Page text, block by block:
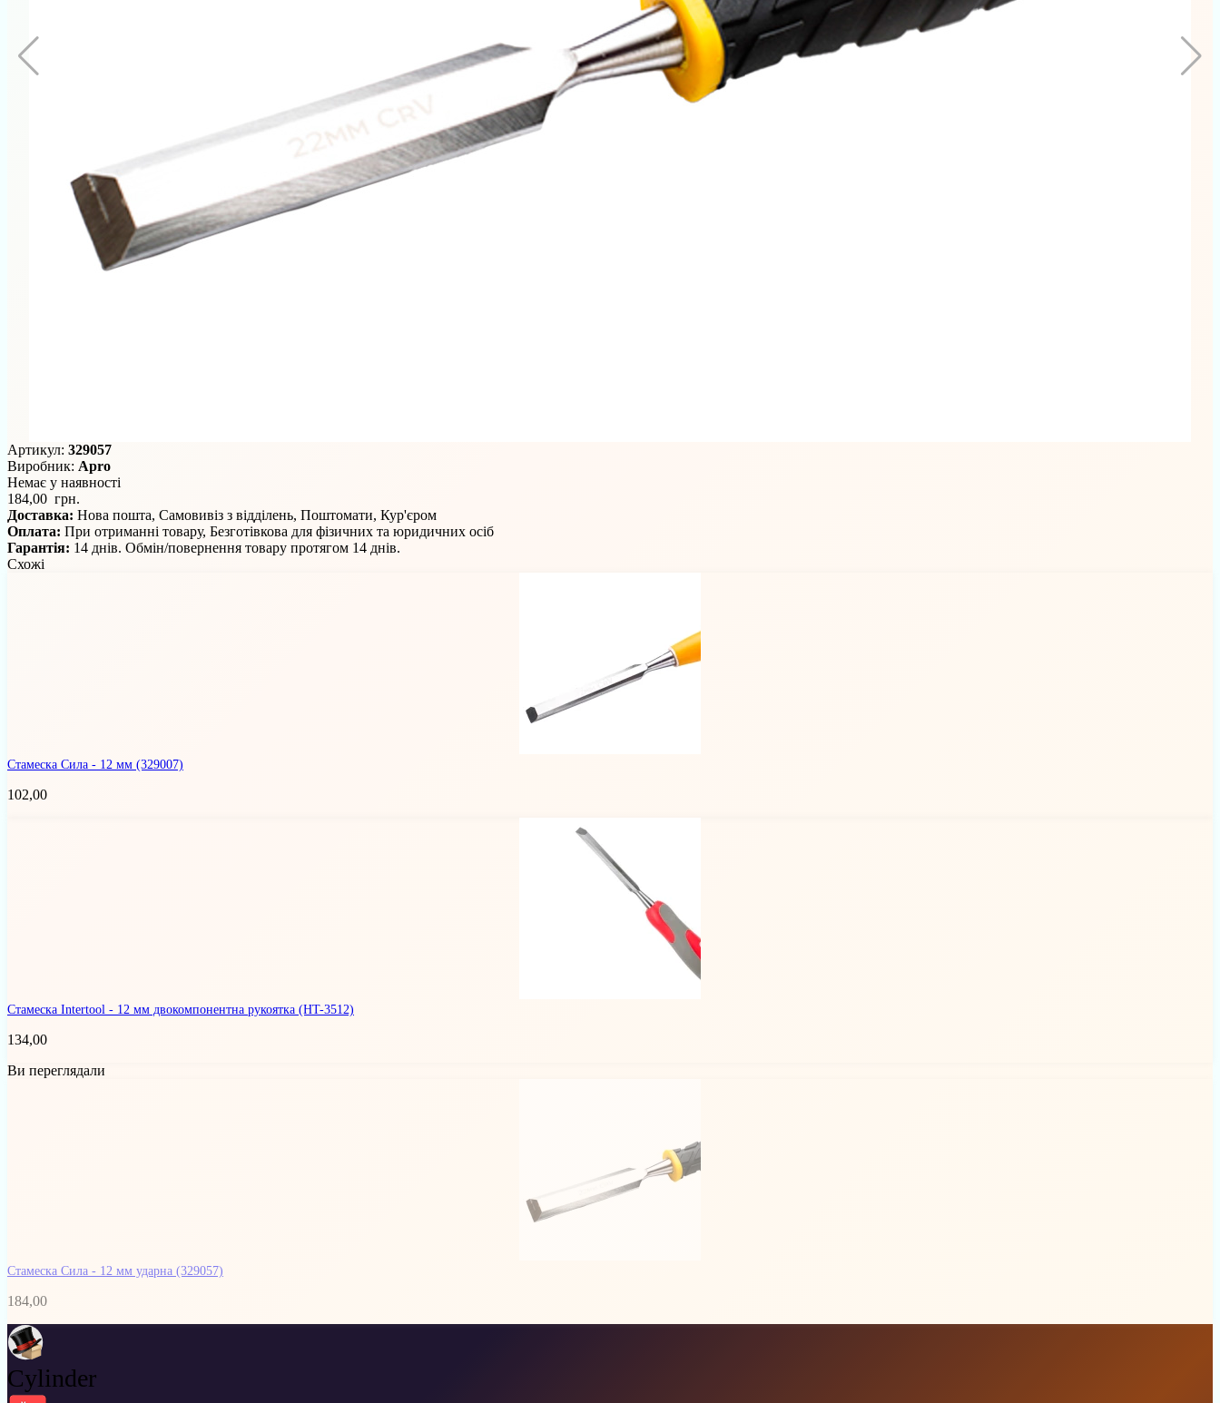
Артикул: 329057
Виробник: Apro
Немає у наявності
184,00 грн.
Доставка: Нова пошта, Самовивіз з відділень, Поштомати, Кур'єром
Оплата: При отриманні товару, Безготівкова для фізичних та юридичних осіб
Гарантія: 14 днів. Обмін/повернення товару протягом 14 днів.
Схожі
Стамеска Сила - 12 мм (329007)
102,00
Стамеска Intertool - 12 мм двокомпонентна рукоятка (HT-3512)
134,00
Ви переглядали
Стамеска Сила - 12 мм ударна (329057)
184,00
Cylinder